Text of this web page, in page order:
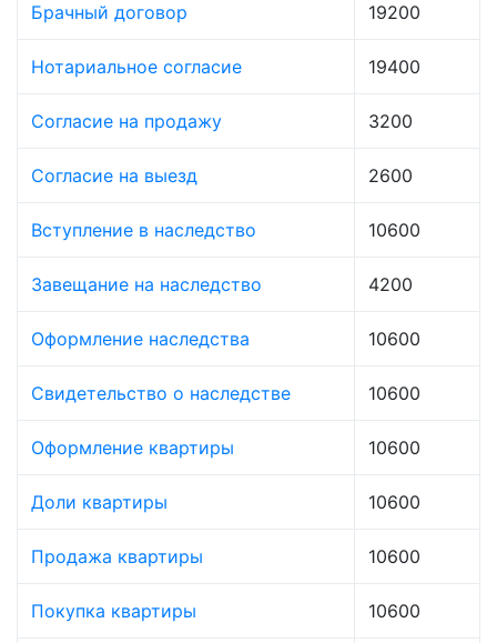
Брачный договор 19200
Нотариальное согласие 19400
Согласие на продажу 3200
Согласие на выезд 2600
Вступление в наследство 10600
Завещание на наследство 4200
Оформление наследства 10600
Свидетельство о наследстве 10600
Оформление квартиры 10600
Доли квартиры 10600
Продажа квартиры 10600
Покупка квартиры 10600